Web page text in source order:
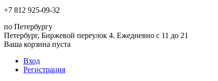
+7 812 925-09-32
по Петербургу
Петербург, Биржевой переулок 4. Ежедневно с 11 до 21
Ваша корзина пуста
Вход
Регистрация